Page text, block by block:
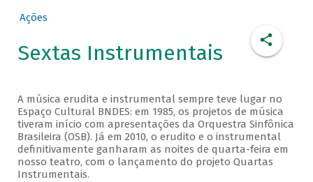
Ações
Sextas Instrumentais
A música erudita e instrumental sempre teve lugar no
Espaço Cultural BNDES: em 1985, os projetos de música
tiveram início com apresentações da Orquestra Sinfônica
Brasileira (OSB). Já em 2010, o erudito e o instrumental
definitivamente ganharam as noites de quarta-feira em
nosso teatro, com o lançamento do projeto Quartas
Instrumentais.